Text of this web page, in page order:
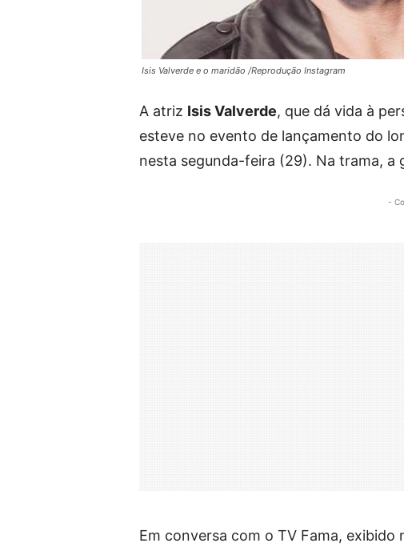
Isis Valverde e o maridão /Reprodução Instagram
A atriz Isis Valverde, que dá vida à
esteve no evento de lançamento do
nesta segunda-feira (29). Na trama, a
-
Em conversa com o TV Fama,